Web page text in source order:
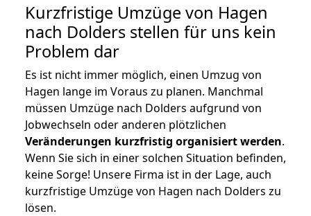
Kurzfristige Umzüge von Hagen
nach Dolders stellen für uns kein
Problem dar
Es ist nicht immer möglich, einen Umzug von
Hagen lange im Voraus zu planen. Manchmal
müssen Umzüge nach Dolders aufgrund von
Jobwechseln oder anderen plötzlichen
Veränderungen kurzfristig organisiert werden.
Wenn Sie sich in einer solchen Situation befinden,
keine Sorge! Unsere Firma ist in der Lage, auch
kurzfristige Umzüge von Hagen nach Dolders zu
lösen.